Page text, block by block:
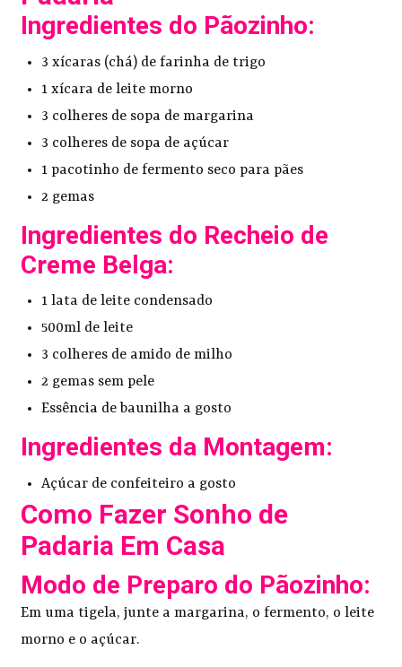
Ingredientes do Pãozinho:
3 xícaras (chá) de farinha de trigo
1 xícara de leite morno
3 colheres de sopa de margarina
3 colheres de sopa de açúcar
1 pacotinho de fermento seco para pães
2 gemas
Ingredientes do Recheio de
Creme Belga:
1 lata de leite condensado
500ml de leite
3 colheres de amido de milho
2 gemas sem pele
Essência de baunilha a gosto
Ingredientes da Montagem:
Açúcar de confeiteiro a gosto
Como Fazer Sonho de
Padaria Em Casa
Modo de Preparo do Pãozinho:
Em uma tigela, junte a margarina, o fermento, o leite
morno e o açúcar.